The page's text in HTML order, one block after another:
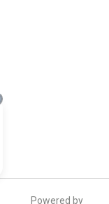
Powered by